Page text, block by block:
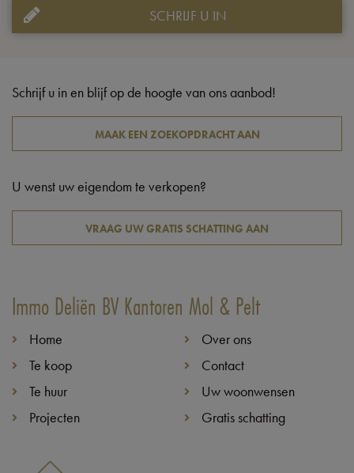
SCHRIJF U IN
Immo Deliën BV Kantoren Mol & Pelt
Home
Te koop
Te huur
Projecten
Over ons
Contact
Uw woonwensen
Gratis schatting
Schrijf u in en blijf op de hoogte van ons aanbod!
MAAK EEN ZOEKOPDRACHT AAN
U wenst uw eigendom te verkopen?
VRAAG UW GRATIS SCHATTING AAN